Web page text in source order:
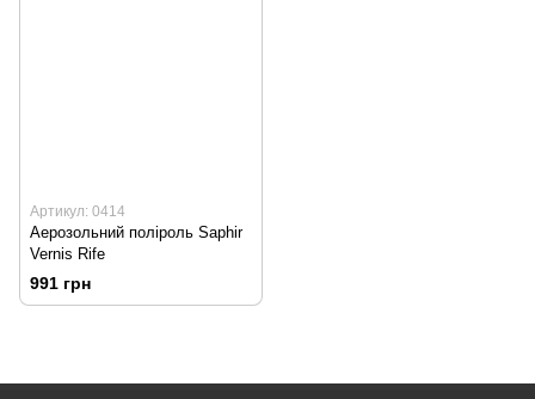
Артикул: 0414
Аерозольний поліроль Saphir
Vernis Rife
991 грн